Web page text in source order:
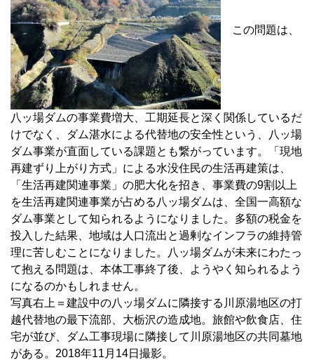
この問題は、
八ッ場ダムの事業費増大、工期延長と深く関係しているだ
けでなく、ダム湛水による代替地の安全性という、八ッ場
ダム事業が直面している課題とも繋がっています。「現地
再建ずり上がり方式」による水没住民の生活再建策は、
「生活再建関連事業」の肥大化を招き、事業費の9割以上
を生活再建関連事業が占める八ッ場ダムは、全国一高額な
ダム事業として知られるようになりました。多額の税金を
投入した結果、地域は人口流出と過剰なインフラの維持管
理に苦しむことになりました。八ッ場ダムが未来にわたっ
て抱える問題は、本体工事終了後、ようやく知られるよう
になるのかもしれません。
写真右上＝建設中の八ッ場ダムに隣接する川原湯地区の打
越代替地の最下流部、大栃沢の造成地。旅館や飲食店、住
宅が並び、ダム工事現場に隣接して川原湯地区の共同墓地
がある。2018年11月14日撮影。